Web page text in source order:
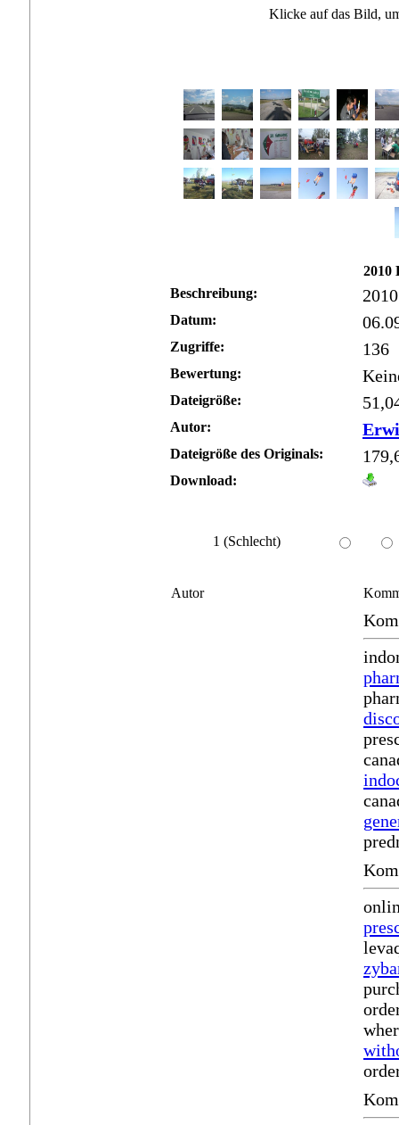
Klicke auf das Bild,
2010
Beschreibung:
Datum:
Zugriffe: 136
Bewertung:
Dateigröße:
Autor:
Dateigröße des Originals:
Download:
1 (Schlecht)
Autor